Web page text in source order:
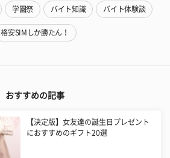
学園祭 バイト知識 バイト体験談
格安SIMしか勝たん！
おすすめの記事
【決定版】女友達の誕生日プレゼント
におすすめのギフト20選